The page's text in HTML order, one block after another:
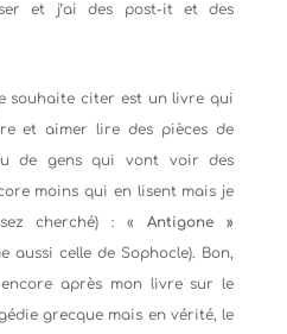
et j’ai des post-it et des
souhaite citer est un livre qui
et aimer lire des pièces de
de gens qui vont voir des
moins qui en lisent mais je
cherché) : «Antigone »
aussi celle de Sophocle). Bon,
après mon livre sur le
grecque mais en vérité, le